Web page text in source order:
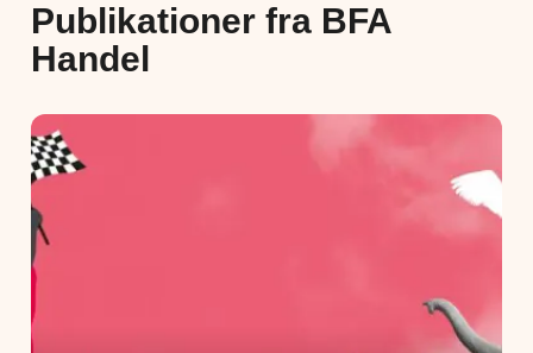
Publikationer fra BFA
Handel